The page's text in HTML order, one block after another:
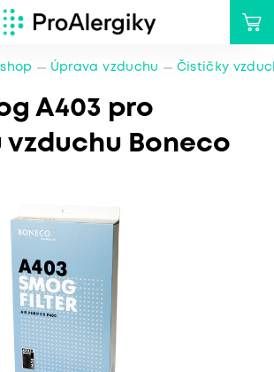
shop Úprava vzduchu Čističky
A403 pro
Boneco